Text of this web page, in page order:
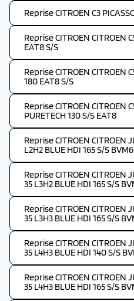
Reprise CITROEN C3
Reprise CITROEN CITROEN
EAT8 S/S
Reprise CITROEN CITROEN
180 EAT8 S/S
Reprise CITROEN CITROEN
PURETECH 130 S/S EAT8
Reprise CITROEN CITROEN
L2H2 BLUE HDI 165 S/S BVM6
Reprise CITROEN CITROEN
35 L3H2 BLUE HDI 165 S/S
Reprise CITROEN CITROEN
35 L3H3 BLUE HDI 165 S/S
Reprise CITROEN CITROEN
35 L4H3 BLUE HDI 140 S/S
Reprise CITROEN CITROEN
35 L4H3 BLUE HDI 165 S/S